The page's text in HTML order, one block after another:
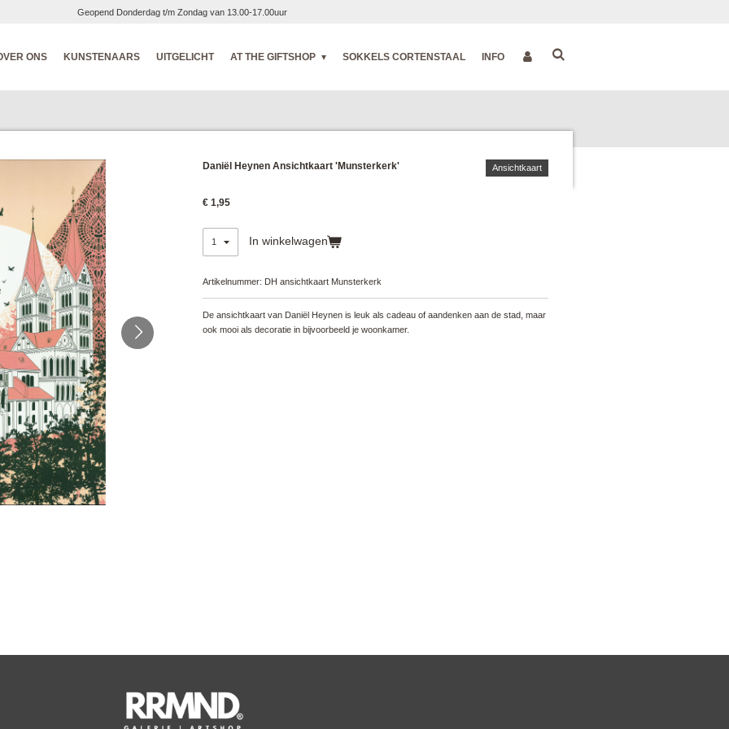
Geopend Donderdag t/m Zondag van 13.00-17.00uur
ONS KUNSTENAARS UITGELICHT AT THE GIFTSHOP SOKKELS CORTENSTAAL INFO
Daniël Heynen Ansichtkaart 'Munsterkerk' Ansichtkaart
€ 1,95
In winkelwagen
Artikelnummer: DH ansichtkaart Munsterkerk
De ansichtkaart van Daniël Heynen is leuk als cadeau of aandenken aan de stad, maar
ook mooi als decoratie in bijvoorbeeld je woonkamer.